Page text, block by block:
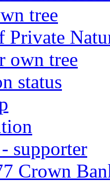
tree
Private
own tree
status
supporter
Crown